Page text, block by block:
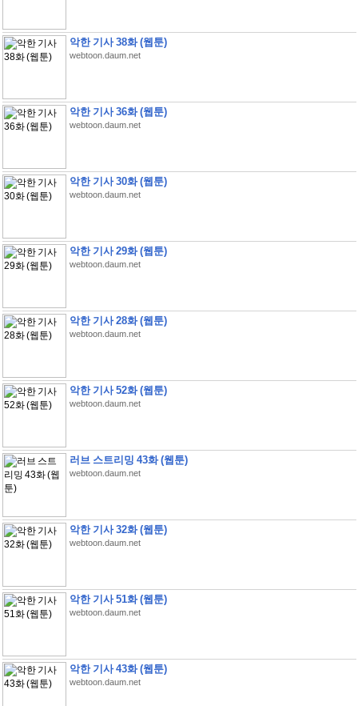
악한 기사 38화 (웹툰)
webtoon.daum.net
악한 기사 36화 (웹툰)
webtoon.daum.net
악한 기사 30화 (웹툰)
webtoon.daum.net
악한 기사 29화 (웹툰)
webtoon.daum.net
악한 기사 28화 (웹툰)
webtoon.daum.net
악한 기사 52화 (웹툰)
webtoon.daum.net
러브 스트리밍 43화 (웹툰)
webtoon.daum.net
악한 기사 32화 (웹툰)
webtoon.daum.net
악한 기사 51화 (웹툰)
webtoon.daum.net
악한 기사 43화 (웹툰)
webtoon.daum.net